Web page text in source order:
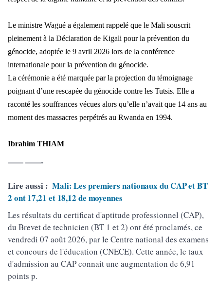
Le ministre Wagué a également rappelé que le Mali souscrit
pleinement à la Déclaration de Kigali pour la prévention du
génocide, adoptée le 9 avril 2026 lors de la conférence
internationale pour la prévention du génocide.
La cérémonie a été marquée par la projection du témoignage
poignant d’une rescapée du génocide contre les Tutsis. Elle a
raconté les souffrances vécues alors qu’elle n’avait que 14 ans au
moment des massacres perpétrés au Rwanda en 1994.
Ibrahim THIAM
—— ——-
Lire aussi : Mali: Les premiers nationaux du CAP et BT
2 ont 17,21 et 18,12 de moyennes
Les résultats du certificat d'aptitude professionnel (CAP),
du Brevet de technicien (BT 1 et 2) ont été proclamés, ce
vendredi 07 août 2026, par le Centre national des examens
et concours de l'éducation (CNECE). Cette année, le taux
d'admission au CAP connait une augmentation de 6,91
points p.